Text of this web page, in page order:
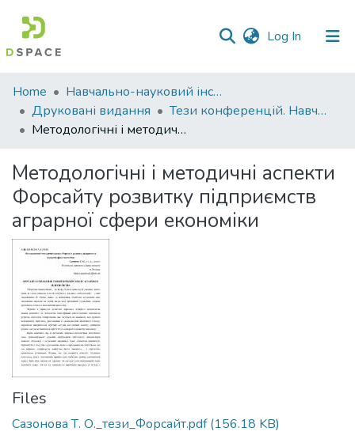
Log In (current)
Communities
&
Collections
Statistics
Home
Навчально-науковий інститут економіки, управління, права та інформаційних технологій
Друковані видання
Тези конференцій. Навчально-науковий інститут економіки, управління, права та інформаційних технологій
Методологічні і методичні аспекти Форсайту розвитку підприємств аграрної сфери економіки
Методологічні і методичні аспекти
Форсайту розвитку підприємств
аграрної сфери економіки
Files
Сазонова Т. О._тези_Форсайт.pdf(156.18 KB)